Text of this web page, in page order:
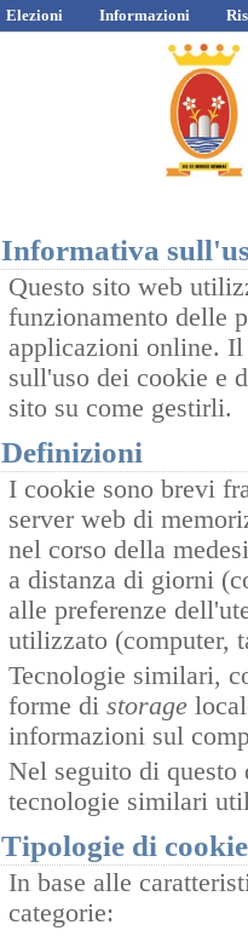
Elezioni Informazioni
Informativa
Questo sito web
funzionamento delle
applicazioni online. Il
sull'uso dei cookie e
sito su come gestirli.
Definizioni
I cookie sono brevi
server web di
nel corso della
a distanza di giorni
alle preferenze
utilizzato (computer,
Tecnologie similari,
forme distorage
informazioni sul
Nel seguito di
tecnologie similari
Tipologie di cookie
In base alle
categorie: